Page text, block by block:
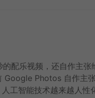
乐视频，还自作主张
Photos 自作主
工智能技术越来越人性